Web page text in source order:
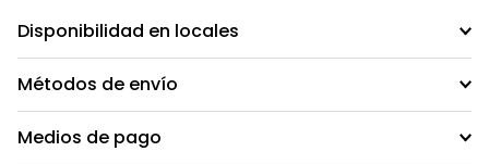
Disponibilidad en locales
Métodos de envío
Medios de pago